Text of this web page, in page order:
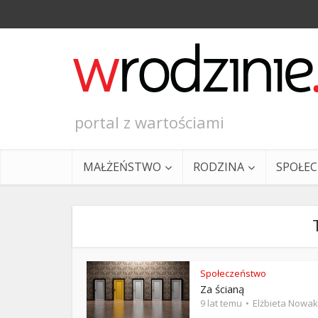
portal z wartościami
MAŁŻEŃSTWO RODZINA
Społeczeństwo
Za ścianą
9 lat temu Elżbieta Nowak